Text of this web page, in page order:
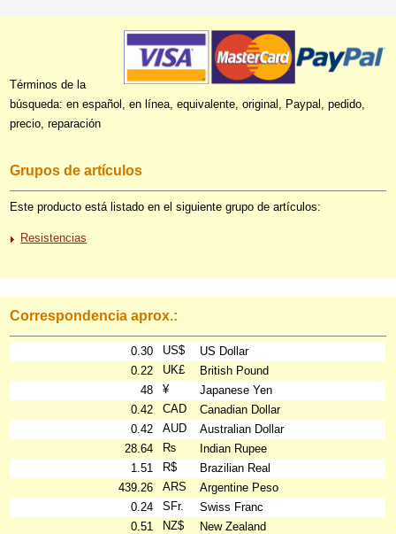
Términos de la
búsqueda: en español, en línea, equivalente, original, Paypal, pedido,
precio, reparación
Grupos de artículos
Este producto está listado en el siguiente grupo de artículos:
Resistencias
Correspondencia aprox.:
0.30 US$
US Dollar
0.22
UK£
British Pound
48
¥
Japanese Yen
0.42
CAD
Canadian Dollar
0.42
AUD
Australian Dollar
28.64
₨
Indian Rupee
1.51
R$
Brazilian Real
439.26
ARS
Argentine Peso
0.24
SFr.
Swiss Franc
0.51
NZ$
New Zealand